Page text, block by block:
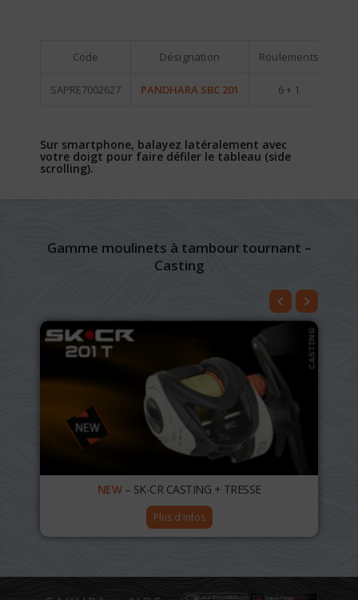
Code Désignation Roulements
SAPRE7002627 PANDHARA SBC 201 6 + 1
Sur smartphone, balayez latéralement avec
votre doigt pour faire défiler le tableau (side
scrolling).
Gamme moulinets à tambour tournant –
Casting
NEW– SK-CR CASTING + TRESSE
Plus d'infos